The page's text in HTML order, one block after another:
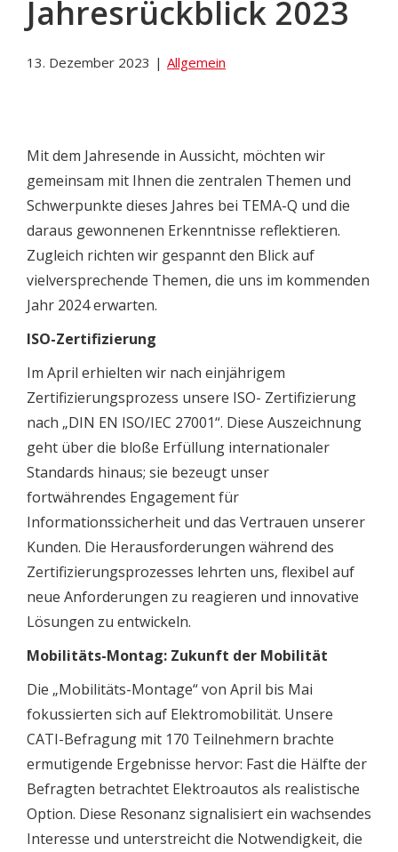
Jahresrückblick 2023
13. Dezember 2023 | Allgemein
Mit dem Jahresende in Aussicht, möchten wir
gemeinsam mit Ihnen die zentralen Themen und
Schwerpunkte dieses Jahres bei TEMA-Q und die
daraus gewonnenen Erkenntnisse reflektieren.
Zugleich richten wir gespannt den Blick auf
vielversprechende Themen, die uns im kommenden
Jahr 2024 erwarten.
ISO-Zertifizierung
Im April erhielten wir nach einjährigem
Zertifizierungsprozess unsere ISO- Zertifizierung
nach „DIN EN ISO/IEC 27001“. Diese Auszeichnung
geht über die bloße Erfüllung internationaler
Standards hinaus; sie bezeugt unser
fortwährendes Engagement für
Informationssicherheit und das Vertrauen unserer
Kunden. Die Herausforderungen während des
Zertifizierungsprozesses lehrten uns, flexibel auf
neue Anforderungen zu reagieren und innovative
Lösungen zu entwickeln.
Mobilitäts-Montag: Zukunft der Mobilität
Die „Mobilitäts-Montage“ von April bis Mai
fokussierten sich auf Elektromobilität. Unsere
CATI-Befragung mit 170 Teilnehmern brachte
ermutigende Ergebnisse hervor: Fast die Hälfte der
Befragten betrachtet Elektroautos als realistische
Option. Diese Resonanz signalisiert ein wachsendes
Interesse und unterstreicht die Notwendigkeit, die